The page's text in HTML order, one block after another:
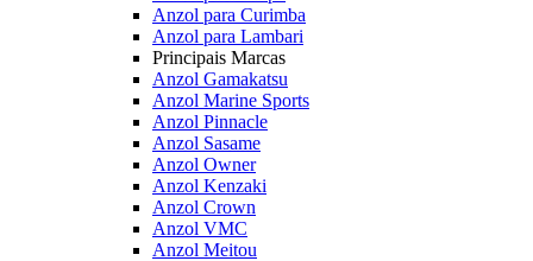
Anzol para Curimba
Anzol para Lambari
Principais Marcas
Anzol Gamakatsu
Anzol Marine Sports
Anzol Pinnacle
Anzol Sasame
Anzol Owner
Anzol Kenzaki
Anzol Crown
Anzol VMC
Anzol Meitou